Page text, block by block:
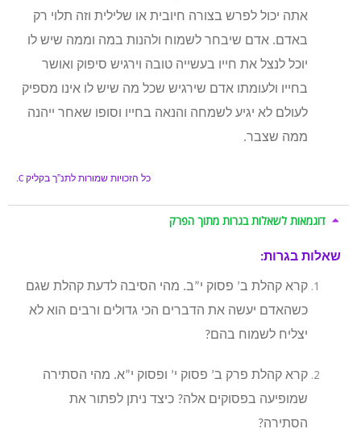
אתה יכול לפרש בצורה חיובית או שלילית וזה תלוי רק
באדם. אדם שיבחר לשמוח ולהנות במה וממה שיש לו
יוכל לנצל את חייו בעשייה טובה וירגיש סיפוק ואושר
בחייו ולעומתו אדם שירגיש שכל מה שיש לו אינו מספיק
לעולם לא יגיע לשמחה והנאה בחייו וסופו שאחר ייהנה
ממה שצבר.
כל הזכויות שמורות לתנ”ך בקליק C.
דוגמאות לשאלות בגרות מתוך הפרק
שאלות בגרות:
קרא קהלת ב’ פסוק י”ב. מהי הסיבה לדעת קהלת שגם
כשהאדם יעשה את הדברים הכי גדולים ורבים הוא לא
יצליח לשמוח בהם?
קרא קהלת פרק ב’ פסוק י’ ופסוק י”א. מהי הסתירה
שמופיעה בפסוקים אלה? כיצד ניתן לפתור את
הסתירה?